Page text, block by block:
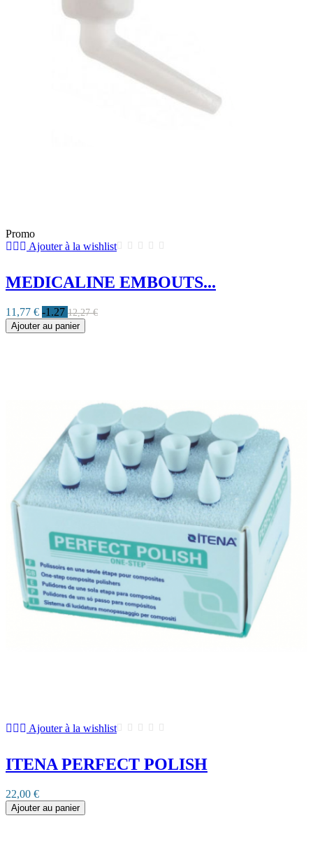
Promo
Ajouter à la wishlist
MEDICALINE EMBOUTS...
11,77 € -1.27 12,27 €
Ajouter au panier
Ajouter à la wishlist
ITENA PERFECT POLISH
22,00 €
Ajouter au panier